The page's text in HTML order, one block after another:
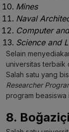
Mines
Naval
Computer
Science and
Selain
universitas terbaik
Salah satu yang
Researcher
program beasiswa
8.